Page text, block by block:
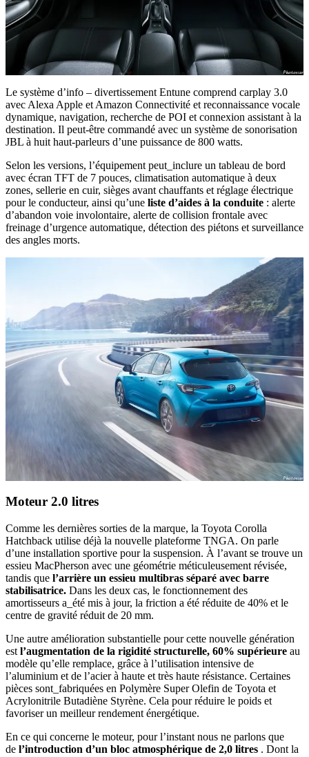
Le système d’info – divertissement Entune comprend carplay 3.0
avec Alexa Apple et Amazon Connectivité et reconnaissance vocale
dynamique, navigation, recherche de POI et connexion assistant à la
destination. Il peut-être commandé avec un système de sonorisation
JBL à huit haut-parleurs d’une puissance de 800 watts.
Selon les versions, l’équipement peut_inclure un tableau de bord
avec écran TFT de 7 pouces, climatisation automatique à deux
zones, sellerie en cuir, sièges avant chauffants et réglage électrique
pour le conducteur, ainsi qu’une liste d’aides à la conduite : alerte
d’abandon voie involontaire, alerte de collision frontale avec
freinage d’urgence automatique, détection des piétons et surveillance
des angles morts.
Moteur 2.0 litres
Comme les dernières sorties de la marque, la Toyota Corolla
Hatchback utilise déjà la nouvelle plateforme TNGA. On parle
d’une installation sportive pour la suspension. À l’avant se trouve un
essieu MacPherson avec une géométrie méticuleusement révisée,
tandis que l’arrière un essieu multibras séparé avec barre
stabilisatrice. Dans les deux cas, le fonctionnement des
amortisseurs a_été mis à jour, la friction a été réduite de 40% et le
centre de gravité réduit de 20 mm.
Une autre amélioration substantielle pour cette nouvelle génération
est l’augmentation de la rigidité structurelle, 60% supérieure au
modèle qu’elle remplace, grâce à l’utilisation intensive de
l’aluminium et de l’acier à haute et très haute résistance. Certaines
pièces sont_fabriquées en Polymère Super Olefin de Toyota et
Acrylonitrile Butadiène Styrène. Cela pour réduire le poids et
favoriser un meilleur rendement énergétique.
En ce qui concerne le moteur, pour l’instant nous ne parlons que
de l’introduction d’un bloc atmosphérique de 2,0 litres . Dont la